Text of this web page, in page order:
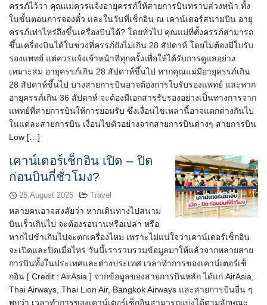
for:
ครรภ์ไว้ว่า คุณแม่ควรแจ้งอายุครรภ์ให้สายการบินทราบล่วงหน้า ทั้ง
ในขั้นตอนการจองตั๋ว และในวันที่เช็กอิน ณ เคาน์เตอร์สนามบิน อายุ
ครรภ์เท่าไหร่ถึงขึ้นเครื่องบินได้? โดยทั่วไป คุณแม่ที่ตั้งครรภ์สามารถ
ขึ้นเครื่องบินได้ในช่วงที่ครรภ์ยังไม่เกิน 28 สัปดาห์ โดยไม่ต้องมีใบรับ
รองแพทย์ แต่ควรแจ้งเจ้าหน้าที่ทุกครั้งเพื่อให้ได้รับการดูแลอย่าง
เหมาะสม อายุครรภ์เกิน 28 สัปดาห์ขึ้นไป หากคุณแม่มีอายุครรภ์เกิน
28 สัปดาห์ขึ้นไป บางสายการบินอาจต้องการใบรับรองแพทย์ และหาก
อายุครรภ์เกิน 36 สัปดาห์ จะต้องมีเอกสารรับรองอย่างเป็นทางการจาก
แพทย์ที่สายการบินให้การยอมรับ ซึ่งเงื่อนไขเหล่านี้อาจแตกต่างกันไป
ในแต่ละสายการบิน เงื่อนไขตัวอย่างจากสายการบินต่างๆ สายการบิน
Low […]
เคาน์เตอร์เช็กอิน เปิด – ปิด
ก่อนบินกี่ชั่วโมง?
25 August 2025 Travel
หลายคนอาจสงสัยว่า หากเดินทางไปสนาม
บินเร็วเกินไป จะต้องรอนานหรือเปล่า หรือ
หากไปช้าเกินไปจะตกเครื่องไหม เพราะไม่แน่ใจว่าเคาน์เตอร์เช็กอิน
จะเปิดและปิดเมื่อไหร่ วันนี้เรารวบรวมข้อมูลมาให้แล้วจากหลายสาย
การบินทั้งในประเทศและต่างประเทศ เวลาทำการของเคาน์เตอร์เช็
กอิน [ Credit : AirAsia ] จากข้อมูลของสายการบินหลัก ได้แก่ AirAsia,
Thai Airways, Thai Lion Air, Bangkok Airways และสายการบินอื่น ๆ
พบว่า เวลาทำการของเคาน์เตอร์เช็กอินสามารถแบ่งได้ตามลักษณะ